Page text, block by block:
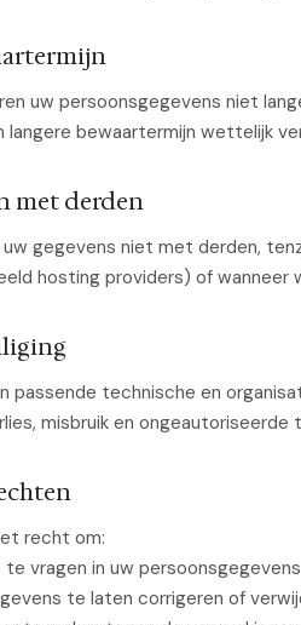
uw persoonsgegevens niet
langere bewaartermijn wettelijk
met derden
uw gegevens niet met derden,
hosting providers) of wanneer
passende technische en
misbruik en ongeautoriseerde
recht om:
te vragen in uw persoonsgegevens
te laten corrigeren of